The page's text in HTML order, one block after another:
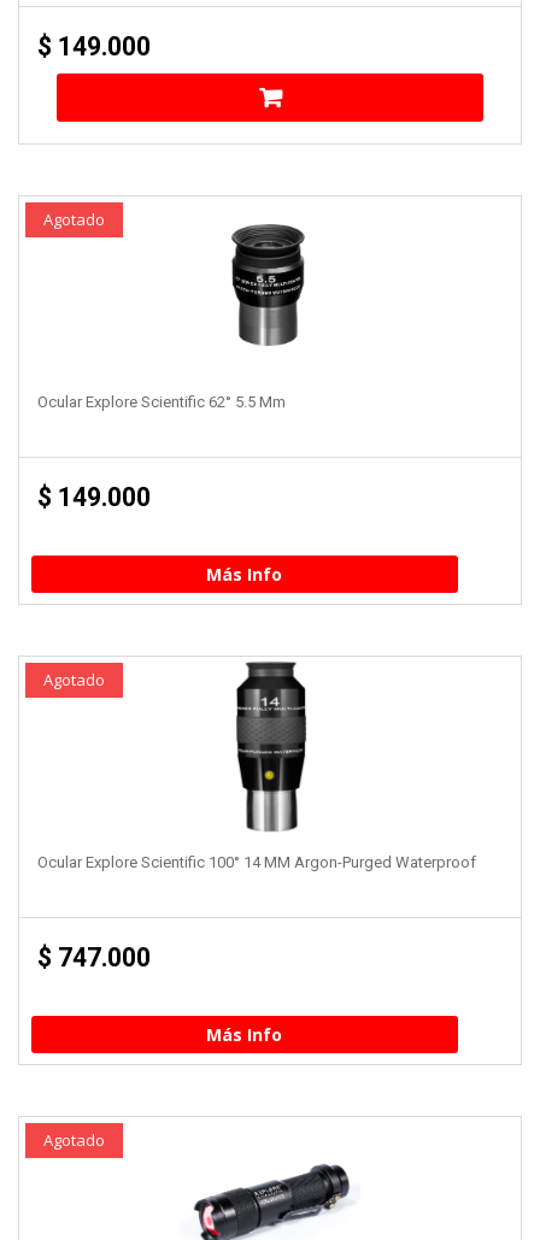
$ 149.000
Agotado
Ocular Explore Scientific 62° 5.5 Mm
$ 149.000
Más Info
Agotado
Ocular Explore Scientific 100° 14 MM Argon-Purged Waterproof
$ 747.000
Más Info
Agotado